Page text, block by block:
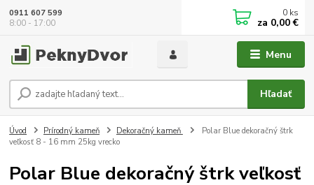
Menu
Hľadať
0911 607 599
8:00 - 17:00
0 ks
za 0,00 €
Úvod Prírodný kameň Dekoračný kameň
Polar Blue dekoračný štrk
veľkosť 8 - 16 mm 25kg vrecko
Polar Blue dekoračný štrk veľkosť